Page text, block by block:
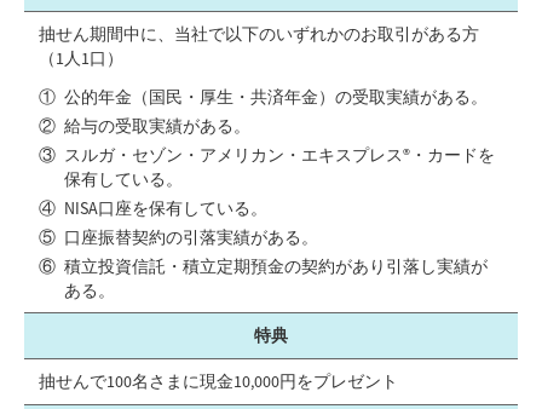
抽せん期間中に、当社で以下のいずれかのお取引がある方
（1人1口）
公的年金（国民・厚生・共済年金）の受取実績がある。
給与の受取実績がある。
スルガ・セゾン・アメリカン・エキスプレス®・カードを
保有している。
NISA口座を保有している。
口座振替契約の引落実績がある。
積立投資信託・積立定期預金の契約があり引落し実績が
ある。
特典
抽せんで100名さまに現金10,000円をプレゼント